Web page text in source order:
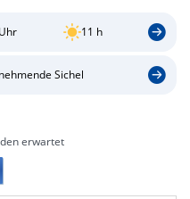
11 h
Sichel
erwartet